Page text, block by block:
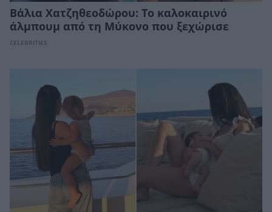
Βάλια Χατζηθεοδώρου: Το καλοκαιρινό
άλμπουμ από τη Μύκονο που ξεχώρισε
CELEBRITIES